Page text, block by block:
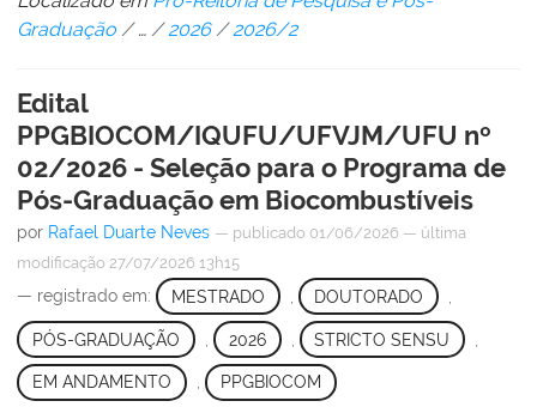
Graduação /… /2026 /2026/2
Edital
PPGBIOCOM/IQUFU/UFVJM/UFU nº
02/2026 - Seleção para o Programa de
Pós-Graduação em Biocombustíveis
por Rafael Duarte Neves — publicado 01/06/2026 — última
modificação 27/07/2026 13h15
— registrado em: MESTRADO DOUTORADO
PÓS-GRADUAÇÃO 2026 STRICTO SENSU
EM ANDAMENTO , PPGBIOCOM